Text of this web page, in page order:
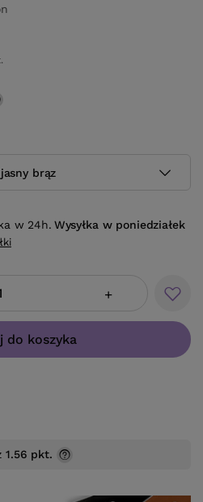
brąz
+
do koszyka
w 24h. Wysyłka w poniedziałek
1.56 pkt.